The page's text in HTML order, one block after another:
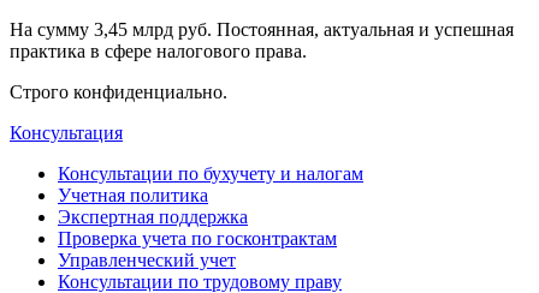
На сумму 3,45 млрд руб. Постоянная, актуальная и успешная
практика в сфере налогового права.
Строго конфиденциально.
Консультация
Консультации по бухучету и налогам
Учетная политика
Экспертная поддержка
Проверка учета по госконтрактам
Управленческий учет
Консультации по трудовому праву